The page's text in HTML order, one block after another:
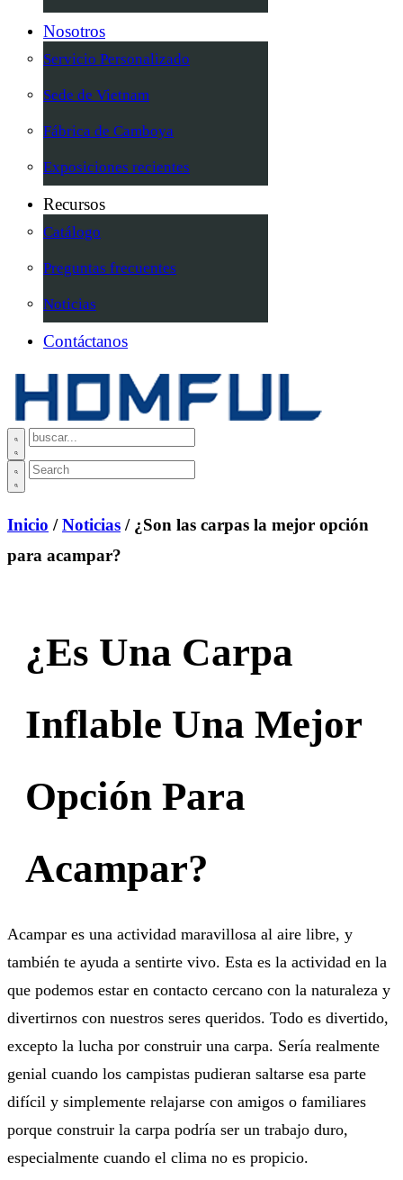
Nosotros
Servicio Personalizado
Sede de Vietnam
Fábrica de Camboya
Exposiciones recientes
Recursos
Catálogo
Preguntas frecuentes
Noticias
Contáctanos
Inicio /Noticias / ¿Son las carpas la mejor opción
para acampar?
¿Es Una Carpa
Inflable Una Mejor
Opción Para
Acampar?
Acampar es una actividad maravillosa al aire libre, y
también te ayuda a sentirte vivo. Esta es la actividad en la
que podemos estar en contacto cercano con la naturaleza y
divertirnos con nuestros seres queridos. Todo es divertido,
excepto la lucha por construir una carpa. Sería realmente
genial cuando los campistas pudieran saltarse esa parte
difícil y simplemente relajarse con amigos o familiares
porque construir la carpa podría ser un trabajo duro,
especialmente cuando el clima no es propicio.